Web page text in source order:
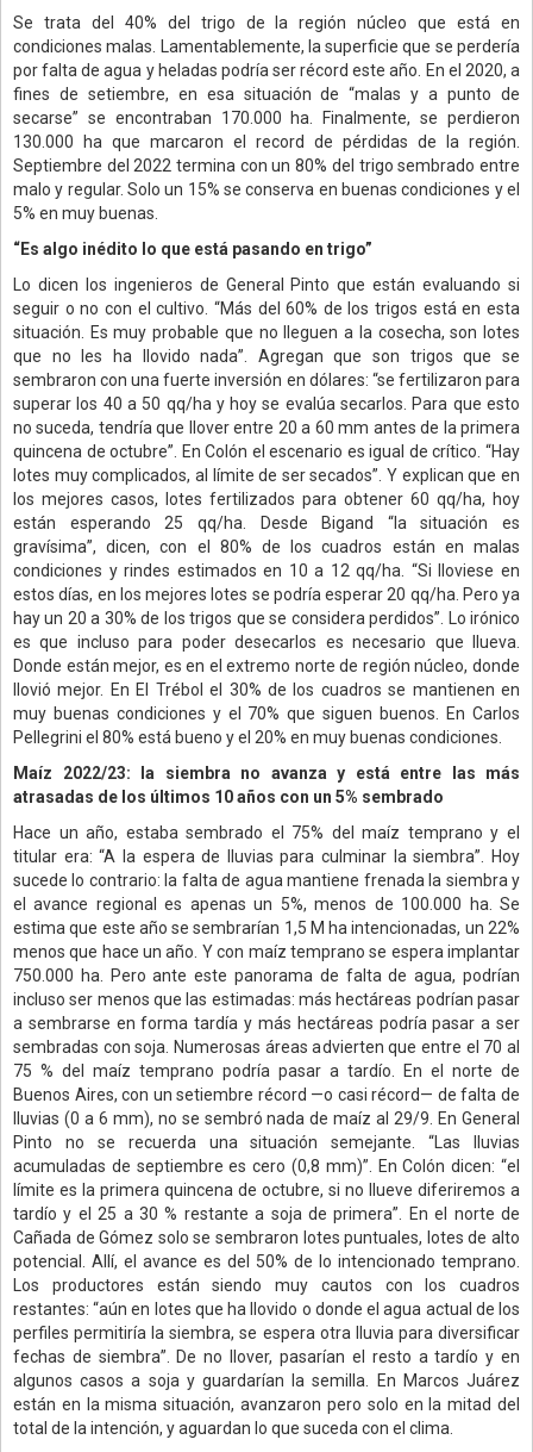
Se trata del 40% del trigo de la región núcleo que está en
condiciones malas. Lamentablemente, la superficie que se perdería
por falta de agua y heladas podría ser récord este año. En el 2020, a
fines de setiembre, en esa situación de “malas y a punto de
secarse” se encontraban 170.000 ha. Finalmente, se perdieron
130.000 ha que marcaron el record de pérdidas de la región.
Septiembre del 2022 termina con un 80% del trigo sembrado entre
malo y regular. Solo un 15% se conserva en buenas condiciones y el
5% en muy buenas.
“Es algo inédito lo que está pasando en trigo”
Lo dicen los ingenieros de General Pinto que están evaluando si
seguir o no con el cultivo. “Más del 60% de los trigos está en esta
situación. Es muy probable que no lleguen a la cosecha, son lotes
que no les ha llovido nada”. Agregan que son trigos que se
sembraron con una fuerte inversión en dólares: “se fertilizaron para
superar los 40 a 50 qq/ha y hoy se evalúa secarlos. Para que esto
no suceda, tendría que llover entre 20 a 60 mm antes de la primera
quincena de octubre”. En Colón el escenario es igual de crítico. “Hay
lotes muy complicados, al límite de ser secados”. Y explican que en
los mejores casos, lotes fertilizados para obtener 60 qq/ha, hoy
están esperando 25 qq/ha. Desde Bigand “la situación es
gravísima”, dicen, con el 80% de los cuadros están en malas
condiciones y rindes estimados en 10 a 12 qq/ha. “Si lloviese en
estos días, en los mejores lotes se podría esperar 20 qq/ha. Pero ya
hay un 20 a 30% de los trigos que se considera perdidos”. Lo irónico
es que incluso para poder desecarlos es necesario que llueva.
Donde están mejor, es en el extremo norte de región núcleo, donde
llovió mejor. En El Trébol el 30% de los cuadros se mantienen en
muy buenas condiciones y el 70% que siguen buenos. En Carlos
Pellegrini el 80% está bueno y el 20% en muy buenas condiciones.
Maíz 2022/23: la siembra no avanza y está entre las más
atrasadas de los últimos 10 años con un 5% sembrado
Hace un año, estaba sembrado el 75% del maíz temprano y el
titular era: “A la espera de lluvias para culminar la siembra”. Hoy
sucede lo contrario: la falta de agua mantiene frenada la siembra y
el avance regional es apenas un 5%, menos de 100.000 ha. Se
estima que este año se sembrarían 1,5 M ha intencionadas, un 22%
menos que hace un año. Y con maíz temprano se espera implantar
750.000 ha. Pero ante este panorama de falta de agua, podrían
incluso ser menos que las estimadas: más hectáreas podrían pasar
a sembrarse en forma tardía y más hectáreas podría pasar a ser
sembradas con soja. Numerosas áreas advierten que entre el 70 al
75 % del maíz temprano podría pasar a tardío. En el norte de
Buenos Aires, con un setiembre récord —o casi récord— de falta de
lluvias (0 a 6 mm), no se sembró nada de maíz al 29/9. En General
Pinto no se recuerda una situación semejante. “Las lluvias
acumuladas de septiembre es cero (0,8 mm)”. En Colón dicen: “el
límite es la primera quincena de octubre, si no llueve diferiremos a
tardío y el 25 a 30 % restante a soja de primera”. En el norte de
Cañada de Gómez solo se sembraron lotes puntuales, lotes de alto
potencial. Allí, el avance es del 50% de lo intencionado temprano.
Los productores están siendo muy cautos con los cuadros
restantes: “aún en lotes que ha llovido o donde el agua actual de los
perfiles permitiría la siembra, se espera otra lluvia para diversificar
fechas de siembra”. De no llover, pasarían el resto a tardío y en
algunos casos a soja y guardarían la semilla. En Marcos Juárez
están en la misma situación, avanzaron pero solo en la mitad del
total de la intención, y aguardan lo que suceda con el clima.